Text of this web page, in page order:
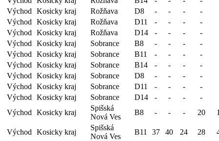
Východ
Kosicky kraj Rožňava D8 - - -
-
Východ
Kosicky kraj Rožňava D11 - - -
-
Východ
Kosicky kraj Rožňava D14 - - -
-
Východ
Kosicky kraj Sobrance B8 - - -
-
Východ
Kosicky kraj Sobrance B11 - - -
-
Východ
Kosicky kraj Sobrance B14 - - -
-
Východ
Kosicky kraj Sobrance D8 - - -
-
Východ
Kosicky kraj Sobrance D11 - - -
-
Východ
Kosicky kraj Sobrance D14 - - -
-
Východ
Kosicky kraj
Spišská
Nová Ves
B8 - - - 20
Východ Kosicky kraj
Spišská
Nová Ves
B11 37 40 24 28